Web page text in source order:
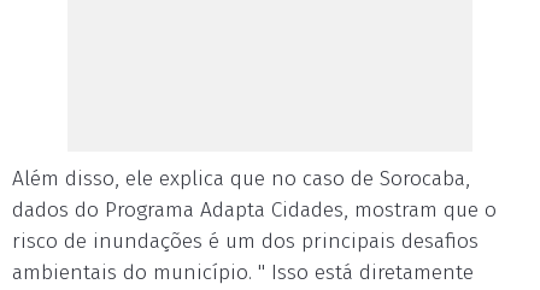
Além disso, ele explica que no caso de Sorocaba,
dados do Programa Adapta Cidades, mostram que o
risco de inundações é um dos principais desafios
ambientais do município. " Isso está diretamente